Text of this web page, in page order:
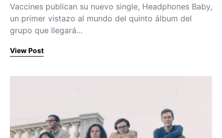
Vaccines publican su nuevo single, Headphones Baby,
un primer vistazo al mundo del quinto álbum del
grupo que llegará…
View Post